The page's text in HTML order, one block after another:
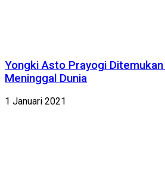
Yongki Asto Prayogi
Meninggal Dunia
1 Januari 2021